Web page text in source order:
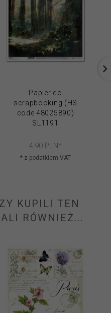
Papier do
scrapbooking (HS
code 48025890)
SL1191
4,90 PLN*
* z podatkiem VAT
KUPILI TEN
RÓWNIEŻ...